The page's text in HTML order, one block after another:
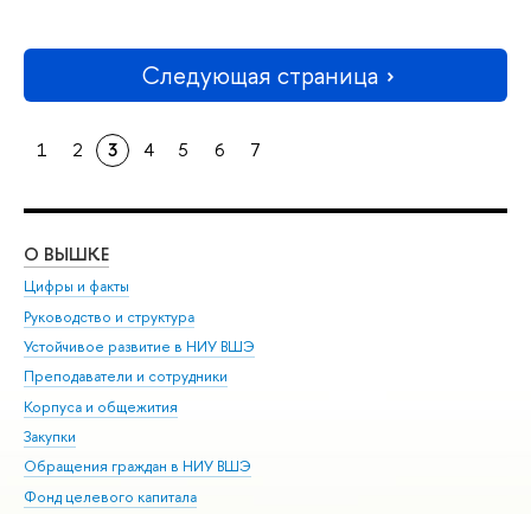
Следующая страница
1 2 3 4 5 6 7
О ВЫШКЕ
Цифры и факты
Руководство и структура
Устойчивое развитие в НИУ ВШЭ
Преподаватели и сотрудники
Корпуса и общежития
Закупки
Обращения граждан в НИУ ВШЭ
Фонд целевого капитала